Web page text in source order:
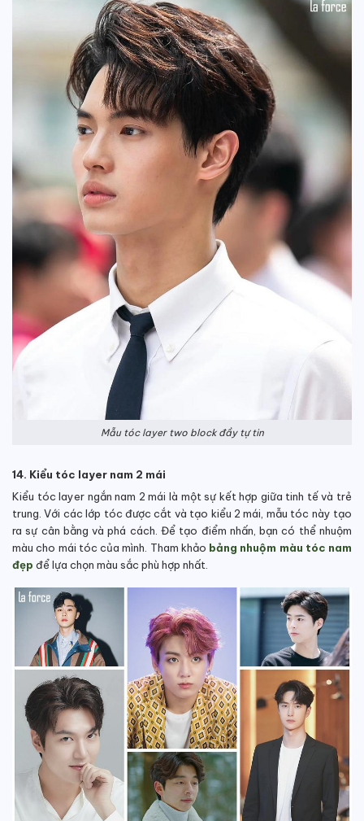
Mẫu tóc layer two block đầy tự tin
14. Kiểu tóc layer nam 2 mái
Kiểu tóc layer ngắn nam 2 mái là một sự kết hợp giữa tinh tế và trẻ
trung. Với các lớp tóc được cắt và tạo kiểu 2 mái, mẫu tóc này tạo
ra sự cân bằng và phá cách. Để tạo điểm nhấn, bạn có thể nhuộm
màu cho mái tóc của mình. Tham khảo bảng nhuộm màu tóc nam
đẹp để lựa chọn màu sắc phù hợp nhất.